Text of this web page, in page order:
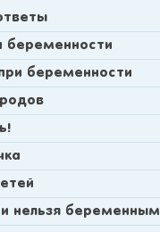
беременности
беременности
нельзя беременным